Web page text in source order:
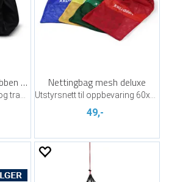
Ball- og utstyrsbag Klubben 128 ltr Nettingbag mesh deluxe
49,-